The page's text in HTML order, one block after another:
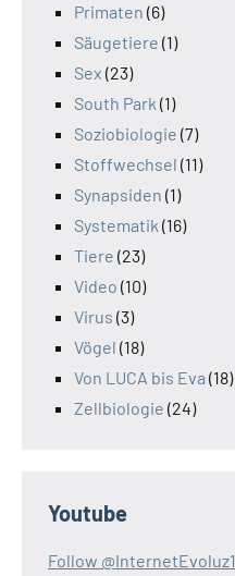
Primaten (6)
Säugetiere (1)
Sex (23)
South Park (1)
Soziobiologie (7)
Stoffwechsel (11)
Synapsiden (1)
Systematik (16)
Tiere (23)
Video (10)
Virus (3)
Vögel (18)
Von LUCA bis Eva (18)
Zellbiologie (24)
Youtube
Follow @InternetEvoluz1